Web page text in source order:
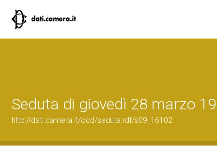
Seduta di giovedì 28 marzo
http://dati.camera.it/ocd/seduta.rdf/s09_16102